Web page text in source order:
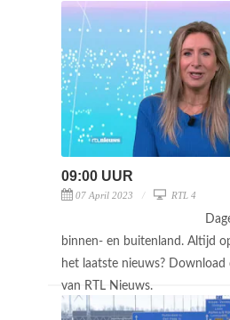
09:00 UUR
07 April 2023 RTL 4
binnen- en buitenland. Altijd
het laatste nieuws?
van RTL Nieuws.